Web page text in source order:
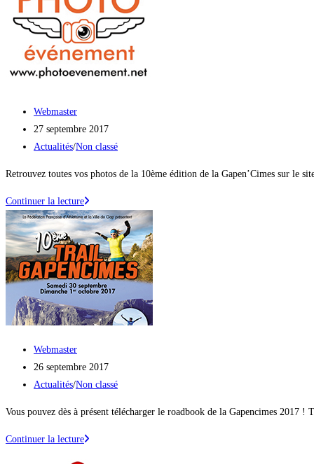
en
ligne
!
Auteur/autrice
de
la
Webmaster
Publication
publiée :
27 septembre 2017
Post
Actualités/Non classé
Retrouvez toutes vos photos de la 10ème édition de la Gapen’​Cimes sur le
Continuer la lecturePhoto
évènement
Auteur/autrice
de
la
Webmaster
Publication
publiée :
26 septembre 2017
Post
Actualités/Non classé
Vous pouvez dès à présent télécharger le roadbook de la Gapencimes 2017
Continuer la lectureLe